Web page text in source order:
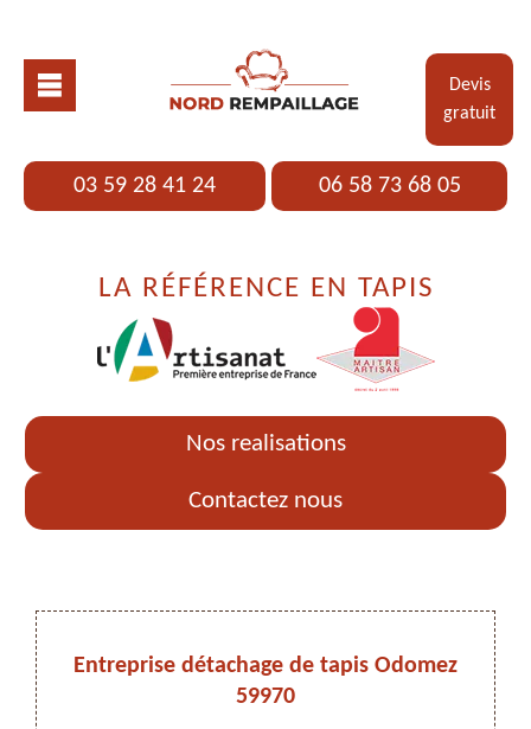
Devis
gratuit
03 59 28 41 24 06 58 73 68 05
LA RÉFÉRENCE EN TAPIS
Nos realisations
Contactez nous
Entreprise détachage de tapis Odomez
59970